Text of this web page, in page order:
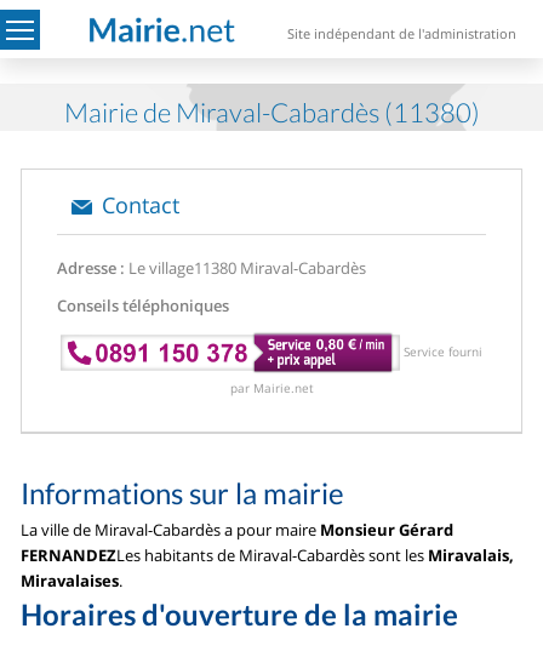
Site indépendant de l'administration
Mairie de Miraval-Cabardès (11380)
Contact
Adresse : Le village11380 Miraval-Cabardès
Conseils téléphoniques
Service fourni
par Mairie.net
Informations sur la mairie
La ville de Miraval-Cabardès a pour maire Monsieur Gérard
FERNANDEZLes habitants de Miraval-Cabardès sont les Miravalais,
Miravalaises.
Horaires d'ouverture de la mairie